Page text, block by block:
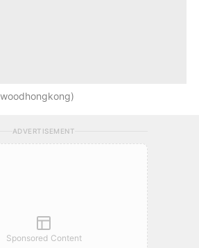
ADVERTISEMENT
Sponsored Content